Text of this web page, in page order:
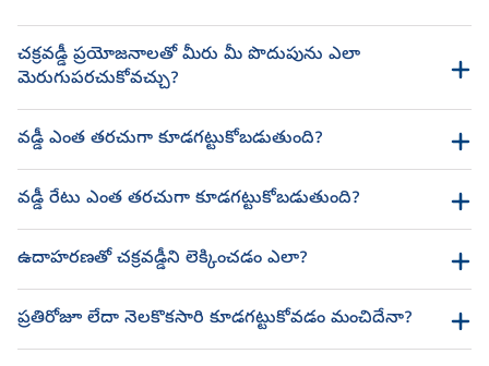
చక్రవడ్డీ ప్రయోజనాలతో మీరు మీ పొదుపును ఎలా
మెరుగుపరచుకోవచ్చు?
వడ్డీ ఎంత తరచుగా కూడగట్టుకోబడుతుంది?
వడ్డీ రేటు ఎంత తరచుగా కూడగట్టుకోబడుతుంది?
ఉదాహరణతో చక్రవడ్డీని లెక్కించడం ఎలా?
ప్రతిరోజూ లేదా నెలకొకసారి కూడగట్టుకోవడం మంచిదేనా?